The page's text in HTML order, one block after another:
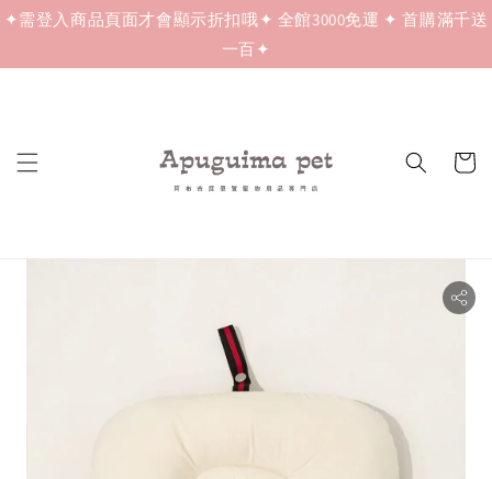
✦需登入商品頁面才會顯示折扣哦✦ 全館3000免運 ✦ 首購滿千送
一百✦